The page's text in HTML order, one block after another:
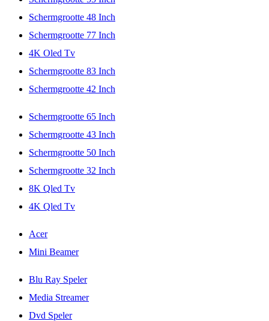
Schermgrootte 48 Inch
Schermgrootte 77 Inch
4K Oled Tv
Schermgrootte 83 Inch
Schermgrootte 42 Inch
Schermgrootte 65 Inch
Schermgrootte 43 Inch
Schermgrootte 50 Inch
Schermgrootte 32 Inch
8K Qled Tv
4K Qled Tv
Acer
Mini Beamer
Blu Ray Speler
Media Streamer
Dvd Speler